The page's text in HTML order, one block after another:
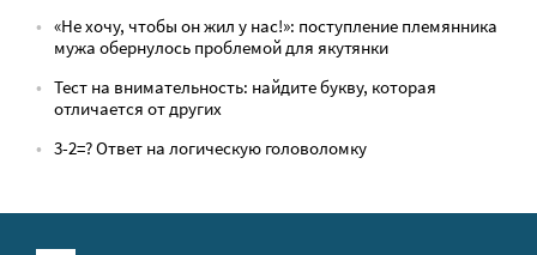
«Не хочу, чтобы он жил у нас!»: поступление племянника
мужа обернулось проблемой для якутянки
Тест на внимательность: найдите букву, которая
отличается от других
3-2=? Ответ на логическую головоломку